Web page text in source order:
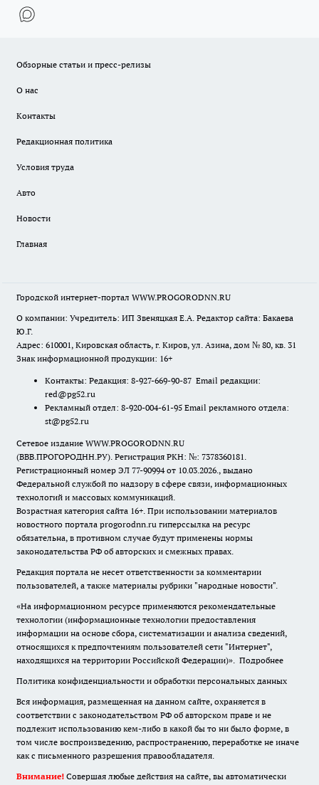
Обзорные статьи и пресс-релизы
О нас
Контакты
Редакционная политика
Условия труда
Авто
Новости
Главная
Городской интернет-портал WWW.PROGORODNN.RU
О компании: Учредитель: ИП Звеняцкая Е.А. Редактор сайта: Бакаева
Ю.Г.
Адрес: 610001, Кировская область, г. Киров, ул. Азина, дом № 80, кв. 31
Знак информационной продукции: 16+
Контакты: Редакция: 8-927-669-90-87 Email редакции:
red@pg52.ru
Рекламный отдел: 8-920-004-61-95 Email рекламного отдела:
st@pg52.ru
Сетевое издание WWW.PROGORODNN.RU
(ВВВ.ПРОГОРОДНН.РУ). Регистрация РКН: №: 7378360181.
Регистрационный номер ЭЛ 77-90994 от 10.03.2026., выдано
Федеральной службой по надзору в сфере связи, информационных
технологий и массовых коммуникаций.
Возрастная категория сайта 16+. При использовании материалов
новостного портала progorodnn.ru гиперссылка на ресурс
обязательна, в противном случае будут применены нормы
законодательства РФ об авторских и смежных правах.
Редакция портала не несет ответственности за комментарии
пользователей, а также материалы рубрики "народные новости".
«На информационном ресурсе применяются рекомендательные
технологии (информационные технологии предоставления
информации на основе сбора, систематизации и анализа сведений,
относящихся к предпочтениям пользователей сети "Интернет",
находящихся на территории Российской Федерации)». Подробнее
Политика конфиденциальности и обработки персональных данных
Вся информация, размещенная на данном сайте, охраняется в
соответствии с законодательством РФ об авторском праве и не
подлежит использованию кем-либо в какой бы то ни было форме, в
том числе воспроизведению, распространению, переработке не иначе
как с письменного разрешения правообладателя.
Внимание! Совершая любые действия на сайте, вы автоматически